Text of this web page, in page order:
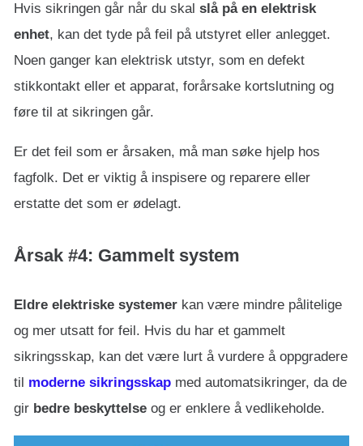
Hvis sikringen går når du skal slå på en elektrisk
enhet, kan det tyde på feil på utstyret eller anlegget.
Noen ganger kan elektrisk utstyr, som en defekt
stikkontakt eller et apparat, forårsake kortslutning og
føre til at sikringen går.
Er det feil som er årsaken, må man søke hjelp hos
fagfolk. Det er viktig å inspisere og reparere eller
erstatte det som er ødelagt.
Årsak #4: Gammelt system
Eldre elektriske systemer kan være mindre pålitelige
og mer utsatt for feil. Hvis du har et gammelt
sikringsskap, kan det være lurt å vurdere å oppgradere
til moderne sikringsskap med automatsikringer, da de
gir bedre beskyttelse og er enklere å vedlikeholde.